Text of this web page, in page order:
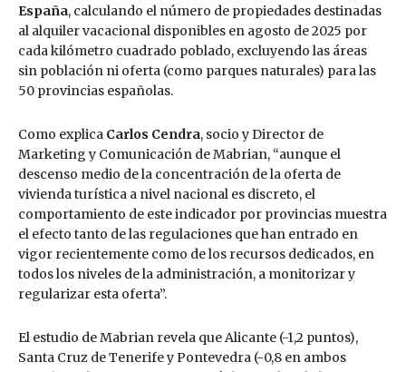
España, calculando el número de propiedades destinadas
al alquiler vacacional disponibles en agosto de 2025 por
cada kilómetro cuadrado poblado, excluyendo las áreas
sin población ni oferta (como parques naturales) para las
50 provincias españolas.
Como explica Carlos Cendra, socio y Director de
Marketing y Comunicación de Mabrian, “aunque el
descenso medio de la concentración de la oferta de
vivienda turística a nivel nacional es discreto, el
comportamiento de este indicador por provincias muestra
el efecto tanto de las regulaciones que han entrado en
vigor recientemente como de los recursos dedicados, en
todos los niveles de la administración, a monitorizar y
regularizar esta oferta”.
El estudio de Mabrian revela que Alicante (-1,2 puntos),
Santa Cruz de Tenerife y Pontevedra (-0,8 en ambos